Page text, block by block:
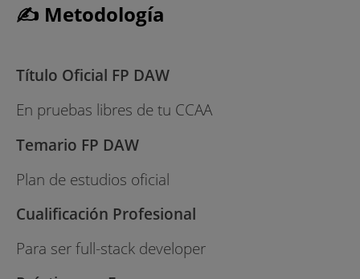
✍ Metodología
Título Oficial FP DAW
En pruebas libres de tu CCAA
Temario FP DAW
Plan de estudios oficial
Cualificación Profesional
Para ser full-stack developer